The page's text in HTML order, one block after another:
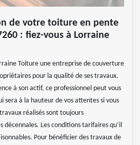
de votre toiture en pente
: fiez-vous à Lorraine
Toiture une entreprise de couverture
pour la qualité de ses travaux.
à son actif, ce professionnel peut vous
sera à la hauteur de vos attentes si vous
réalisés sont toujours
décennales. Les conditions tarifaires qu’il
Pour bénéficier des travaux de